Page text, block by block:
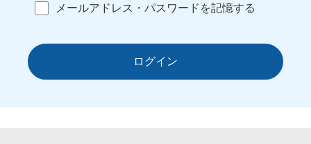
メールアドレス・パスワードを記憶する
ログイン